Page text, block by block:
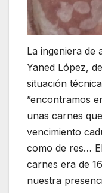
La ingeniera de
Yaned López,
situación
”encontramos
unas carnes
vencimiento
como de res…
carnes era de
nuestra